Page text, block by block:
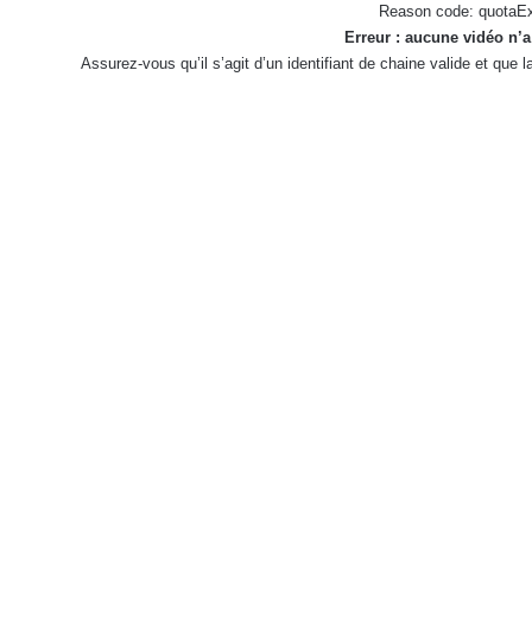
Reason code:
Erreur : aucune vidéo
Assurez-vous qu’il s’agit d’un identifiant de chaine valide et